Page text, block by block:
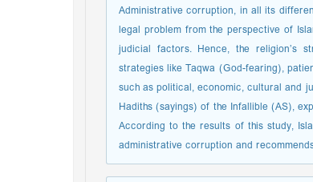
Administrative corruption, in all its
legal problem from the perspective of
judicial factors. Hence, the religion’s
strategies like Taqwa (God-fearing),
such as political, economic, cultural and
Hadiths (sayings) of the Infallible (AS),
According to the results of this study,
administrative corruption and